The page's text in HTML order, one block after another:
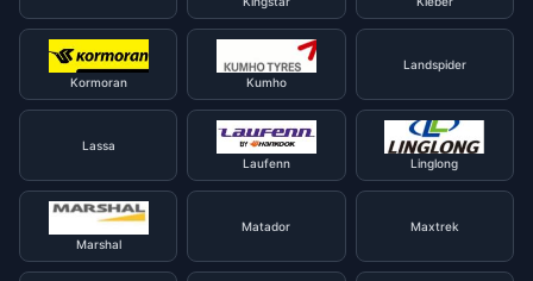
Kormoran Kumho
Landspider
Lassa
Laufenn
Linglong
Marshal
Matador Maxtrek